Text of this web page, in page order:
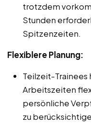
trotzdem
Stunden
Spitzenzeiten.
Flexiblere Planung:
Teilzeit-
Arbeitszeiten
persönliche
zu